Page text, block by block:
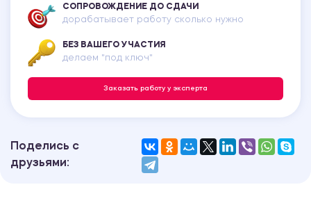
СОПРОВОЖДЕНИЕ ДО СДАЧИ
дорабатывает работу сколько нужно
БЕЗ ВАШЕГО УЧАСТИЯ
делаем "под ключ"
Заказать работу у эксперта
Поделись с
друзьями: